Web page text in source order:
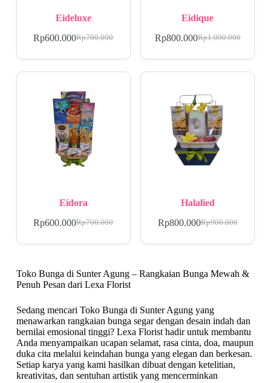
Eideluxe
Rp700.000
Rp600.000
Eidique
Rp1.000.000
Rp800.000
Eidora
Rp700.000
Rp600.000
Halalied
Rp900.000
Rp800.000
Toko Bunga di Sunter Agung – Rangkaian Bunga Mewah &
Penuh Pesan dari Lexa Florist
Sedang mencari Toko Bunga di Sunter Agung yang
menawarkan rangkaian bunga segar dengan desain indah dan
bernilai emosional tinggi? Lexa Florist hadir untuk membantu
Anda menyampaikan ucapan selamat, rasa cinta, doa, maupun
duka cita melalui keindahan bunga yang elegan dan berkesan.
Setiap karya yang kami hasilkan dibuat dengan ketelitian,
kreativitas, dan sentuhan artistik yang mencerminkan